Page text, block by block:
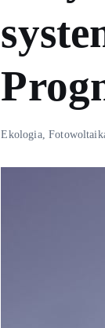
Ekologia,